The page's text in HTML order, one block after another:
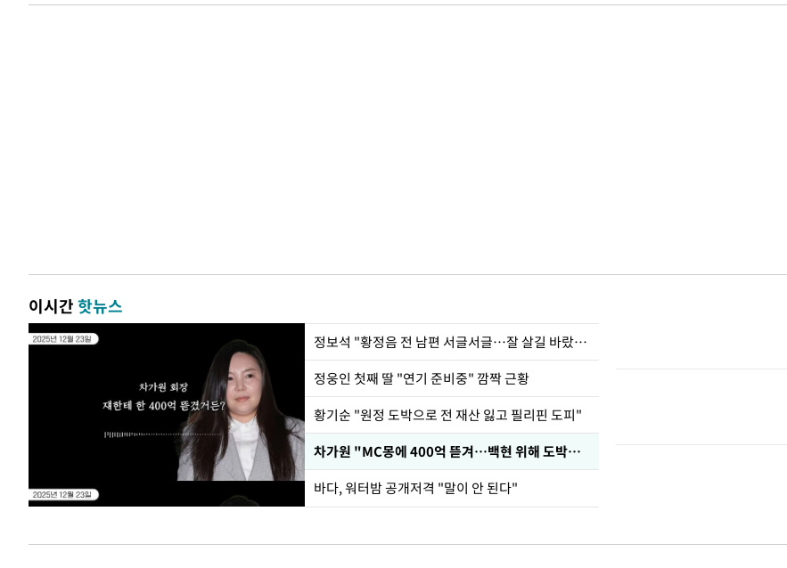
이시간핫뉴스
정보석 "황정음 전 남편 서글서글…잘 살길 바랐는데"
정웅인 첫째 딸 "연기 준비중" 깜짝 근황
황기순 "원정 도박으로 전 재산 잃고 필리핀 도피"
차가원 "MC몽에 400억 뜯겨…백현 위해 도박빚 갚아줘"
바다, 워터밤 공개저격 "말이 안 된다"